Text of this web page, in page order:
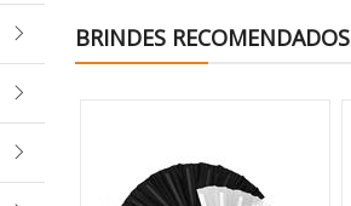
BRINDES RECOMENDADOS